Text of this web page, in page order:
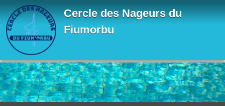
Cercle des Nageurs du
Fiumorbu
Panneau de gestion des cookies